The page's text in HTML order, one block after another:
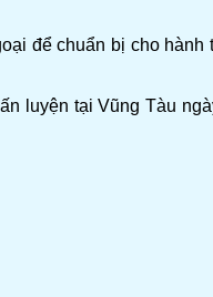
để chuẩn bị cho hành
luyện tại Vũng Tàu